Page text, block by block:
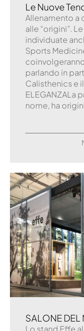
Le Nuove
Allenamento a
alle “origini”.
individuate
Sports
parlando in
Calisthenics e
ELEGANZALa
nome, ha
SALONE
Lo stand Effe